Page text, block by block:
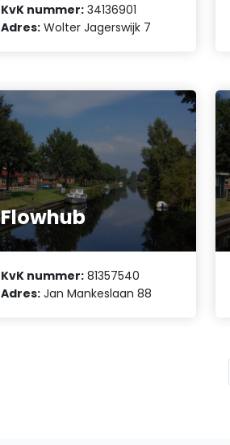
KvK nummer: 34136901
Adres: Wolter Jagerswijk 7
Flowhub
KvK nummer: 81357540
Adres: Jan Mankeslaan 88